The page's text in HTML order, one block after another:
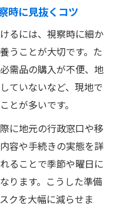
支援センターで受
活用の連携ポイン
現地チェック
リアルを徹底確認
価を現地視察で調
す現地チェック術
時に見抜くコツ
るには、視察時に細か
うことが大切です。た
需品の購入が不便、地
ていないなど、現地で
とが多いです。
に地元の行政窓口や移
容や手続きの実態を詳
ることで季節や曜日に
ります。こうした準備
クを大幅に減らせま